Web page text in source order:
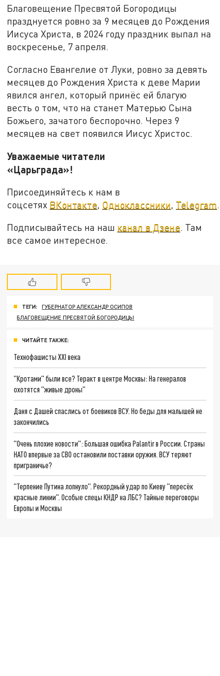
Благовещение Пресвятой Богородицы
празднуется ровно за 9 месяцев до Рождения
Иисуса Христа, в 2024 году праздник выпал на
воскресенье, 7 апреля.
Согласно Евангелие от Луки, ровно за девять
месяцев до Рождения Христа к деве Марии
явился ангел, который принёс ей благую
весть о том, что на станет Матерью Сына
Божьего, зачатого беспорочно. Через 9
месяцев на свет появился Иисус Христос.
Уважаемые читатели
«Царьграда»!
Присоединяйтесь к нам в
соцсетях ВКонтакте, Одноклассники, Telegram.
Подписывайтесь на наш канал в Дзене. Там
все самое интересное.
ТЕГИ:
ГУБЕРНАТОР АЛЕКСАНДР ОСИПОВ
БЛАГОВЕЩЕНИЕ ПРЕСВЯТОЙ БОГОРОДИЦЫ
ЧИТАЙТЕ ТАКЖЕ:
Технофашисты XXI века
"Кротами" были все? Теракт в центре Москвы: На генералов
охотятся "живые дроны"
Даня с Дашей спаслись от боевиков ВСУ. Но беды для малышей не
закончились
"Очень плохие новости": Большая ошибка Palantir в России. Страны
НАТО впервые за СВО остановили поставки оружия. ВСУ теряют
приграничье?
"Терпение Путина лопнуло". Рекордный удар по Киеву "пересёк
красные линии". Особые спецы КНДР на ЛБС? Тайные переговоры
Европы и Москвы